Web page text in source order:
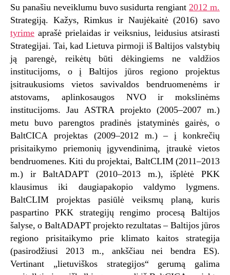
Su panašiu neveiklumu buvo susidurta rengiant2012 m.
Strategiją. Kažys, Rimkus ir Naujėkaitė (2016) savo
tyrime aprašė prielaidas ir veiksnius, leidusius atsirasti
Strategijai. Tai, kad Lietuva pirmoji iš Baltijos valstybių
ją parengė, reikėtų būti dėkingiems ne valdžios
institucijoms, o į Baltijos jūros regiono projektus
įsitraukusioms vietos savivaldos bendruomenėms ir
atstovams, aplinkosaugos NVO ir mokslinėms
institucijoms. Jau ASTRA projekto (2005–2007 m.)
metu buvo parengtos pradinės įstatyminės gairės, o
BaltCICA projektas (2009–2012 m.) – į konkrečių
prisitaikymo priemonių įgyvendinimą, įtraukė vietos
bendruomenes. Kiti du projektai, BaltCLIM (2011–2013
m.) ir BaltADAPT (2010–2013 m.), išplėtė PKK
klausimus iki daugiapakopio valdymo lygmens.
BaltCLIM projektas pasiūlė veiksmų planą, kuris
paspartino PKK strategijų rengimo procesą Baltijos
šalyse, o BaltADAPT projekto rezultatas – Baltijos jūros
regiono prisitaikymo prie klimato kaitos strategija
(pasirodžiusi 2013 m., ankščiau nei bendra ES).
Vertinant „lietuviškos strategijos“ gerumą galima